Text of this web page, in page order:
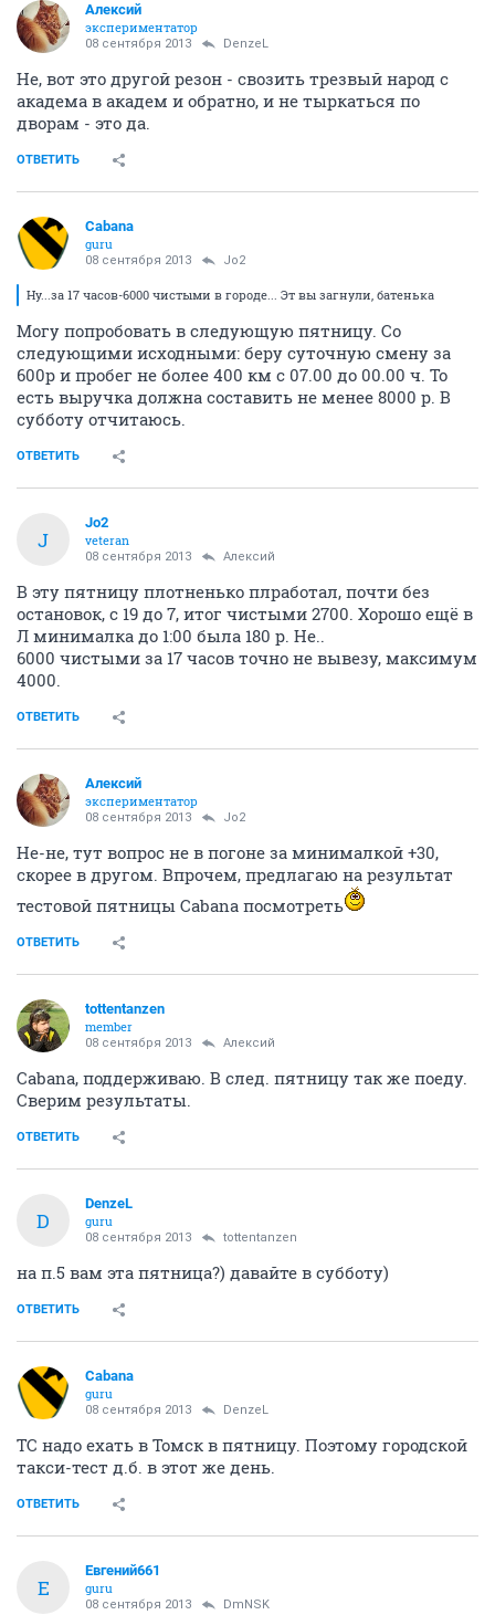
Алексий
экспериментатор
08 сентября 2013 DenzeL
Не, вот это другой резон - свозить трезвый народ с
академа в академ и обратно, и не тыркаться по
дворам - это да.
ОТВЕТИТЬ
Cabana
guru
08 сентября 2013 Jo2
Ну...за 17 часов-6000 чистыми в городе... Эт вы загнули, батенька
Могу попробовать в следующую пятницу. Со
следующими исходными: беру суточную смену за
600р и пробег не более 400 км с 07.00 до 00.00 ч. То
есть выручка должна составить не менее 8000 р. В
субботу отчитаюсь.
ОТВЕТИТЬ
J
Jo2
veteran
08 сентября 2013 Алексий
В эту пятницу плотненько плработал, почти без
остановок, с 19 до 7, итог чистыми 2700. Хорошо ещё в
Л минималка до 1:00 была 180 р. Не..
6000 чистыми за 17 часов точно не вывезу, максимум
4000.
ОТВЕТИТЬ
Алексий
экспериментатор
08 сентября 2013 Jo2
Не-не, тут вопрос не в погоне за минималкой +30,
скорее в другом. Впрочем, предлагаю на результат
тестовой пятницы Cabana посмотреть
ОТВЕТИТЬ
tottentanzen
member
08 сентября 2013 Алексий
Cabana, поддерживаю. В след. пятницу так же поеду.
Сверим результаты.
ОТВЕТИТЬ
D
DenzeL
guru
08 сентября 2013 tottentanzen
на п.5 вам эта пятница?) давайте в субботу)
ОТВЕТИТЬ
Cabana
guru
08 сентября 2013 DenzeL
ТС надо ехать в Томск в пятницу. Поэтому городской
такси-тест д.б. в этот же день.
ОТВЕТИТЬ
Е
Евгений661
guru
08 сентября 2013 DmNSK